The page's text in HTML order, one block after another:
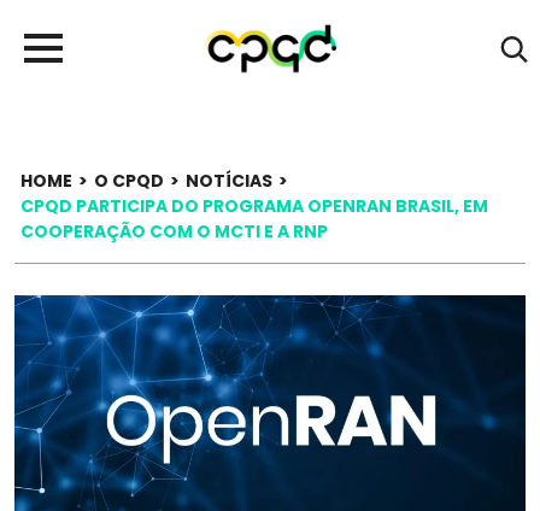
HOME > O CPQD > NOTÍCIAS >
CPQD PARTICIPA DO PROGRAMA OPENRAN BRASIL, EM
COOPERAÇÃO COM O MCTI E A RNP